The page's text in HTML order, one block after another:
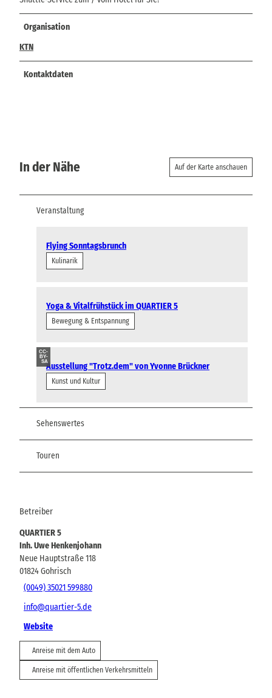
Organisation
KTN
Kontaktdaten
In der Nähe Auf der Karte anschauen
Veranstaltung
Flying Sonntagsbrunch
Kulinarik
Yoga & Vitalfrühstück im QUARTIER 5
Bewegung & Entspannung
CC-
BY-
SAAusstellung "Trotz.dem" von Yvonne Brückner
Kunst und Kultur
Sehenswertes
Touren
Betreiber
QUARTIER 5
Inh. Uwe Henkenjohann
Neue Hauptstraße 118
01824Gohrisch
(0049) 35021 599880
info@quartier-5.de
Website
Anreise mit dem Auto
Anreise mit öffentlichen Verkehrsmitteln